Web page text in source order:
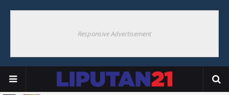
Responsive Advertisement